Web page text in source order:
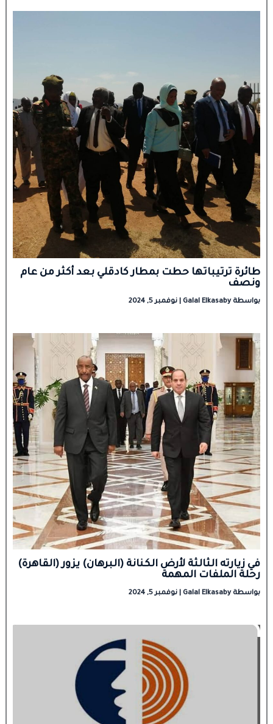
طائرة ترتيباتها حطت بمطار كادقلي بعد أكثر من عام
ونصف
بواسطة Galal Elkasaby نوفمبر 5, 2024
في زيارته الثالثة لأرض الكنانة (البرهان) يزور (القاهرة)
رحلة الملفات المهمة
بواسطة Galal Elkasaby نوفمبر 5, 2024